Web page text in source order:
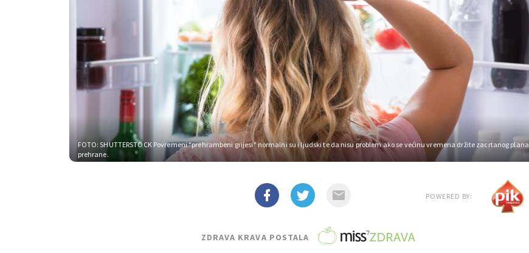
FOTO: SHUTTERSTOCK Povremeni "prehrambeni grijesi" normalni su i ljudski te da nisu problem ako se većinu vremena držite zacrtanog plana
prehrane.
POWERED BY:
ZDRAVA KRAVA POSTALA